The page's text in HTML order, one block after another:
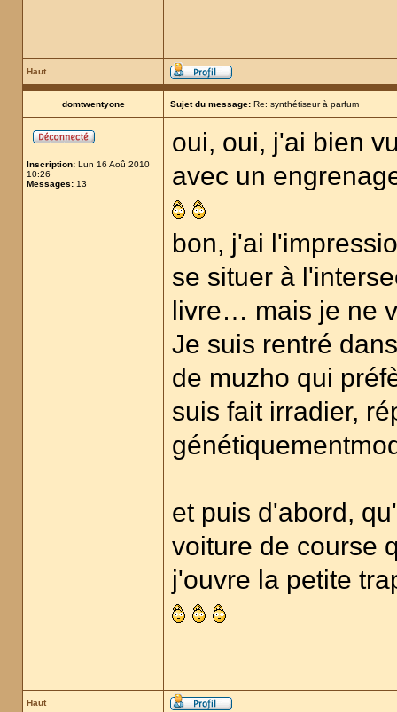
Haut
domtwentyone Sujet du message: Re: synthétiseur à parfum
Inscription: Lun 16 Aoû 2010
10:26
Messages: 13
oui, oui, j'ai bien
avec un
bon, j'ai
se situer à
livre… mais je ne
Je suis rentré
de muzho qui
suis fait irradier,
et puis d'abord,
voiture de course
j'ouvre la petite
Haut